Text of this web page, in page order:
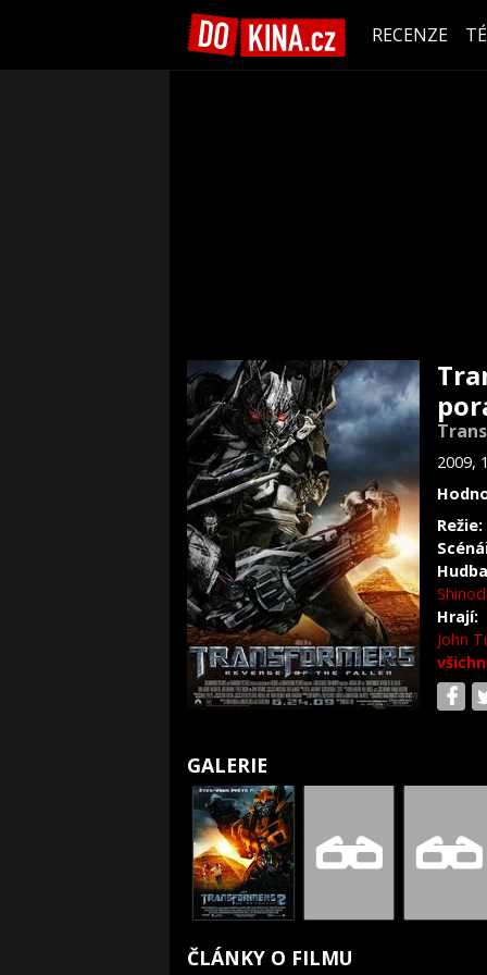
RECENZE
2009,
Režie:
Hrají:
John
GALERIE
ČLÁNKY O FILMU